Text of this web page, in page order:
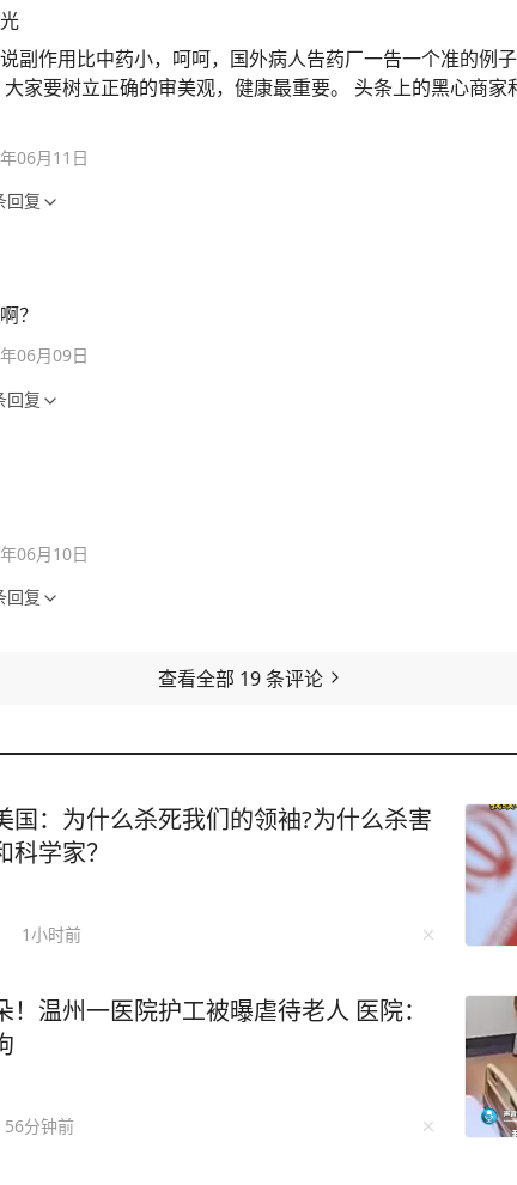
副作用比中药小，呵呵，国外病人告药厂一告一个准的例
家要树立正确的审美观，健康最重要。 头条上的黑心商家
06月11日
回复
？
06月09日
回复
06月10日
回复
查看全部 19条评论
国：为什么杀死我们的领袖?为什么杀害
学家？
1小时前
！温州一医院护工被曝虐待老人 医院：
56分钟前